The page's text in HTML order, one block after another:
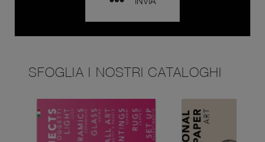
SFOGLIA I NOSTRI CATALOGHI